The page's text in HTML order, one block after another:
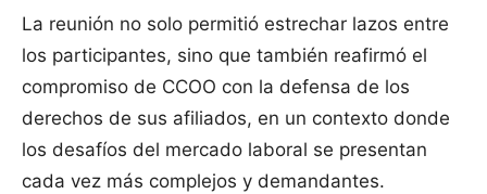
La reunión no solo permitió estrechar lazos entre
los participantes, sino que también reafirmó el
compromiso de CCOO con la defensa de los
derechos de sus afiliados, en un contexto donde
los desafíos del mercado laboral se presentan
cada vez más complejos y demandantes.